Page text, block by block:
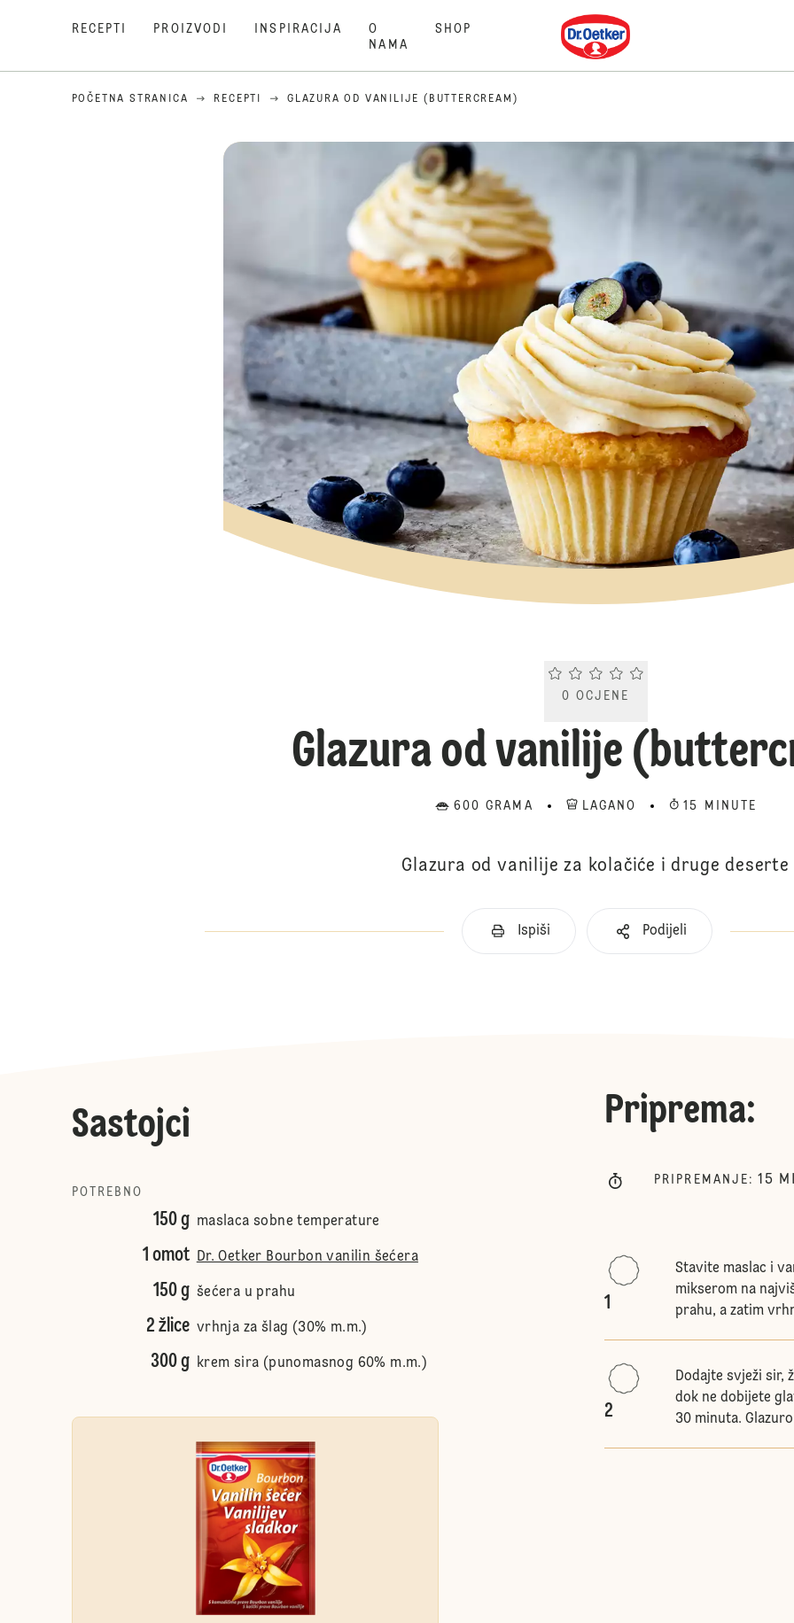
RECEPTI PROIZVODI INSPIRACIJA
O
NAMA
SHOP Dr. Oetker
POČETNA STRANICA RECEPTI GLAZURA OD VANILIJE (BUTTERCREAM)
Current rating 0.0. Click to rate.
0 OCJENE
Glazura od vanilije
600 GRAMA LAGANO 15 MINUTE
Glazura od vanilije za kolačiće i druge deserte
Ispiši Podijeli
Sastojci
POTREBNO
150 g maslaca sobne temperature
1 omot Dr. Oetker Bourbon vanilin šećera
150 g šećera u prahu
2 žlice vrhnja za šlag (30% m.m.)
300 g krem sira (punomasnog 60% m.m.)
Priprema:
PRIPREMANJE : 15
1
Stavite maslac i
mikserom na
prahu, a zatim
2
Dodajte svježi sir,
dok ne dobijete
30 minuta.